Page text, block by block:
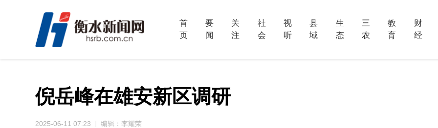
首
页
要
闻
关
注
社
会
视
听
县
域
生
态
三
农
教
育
财
经
倪岳峰在雄安新区调研
2025-06-11 07:23 编辑：李耀荣